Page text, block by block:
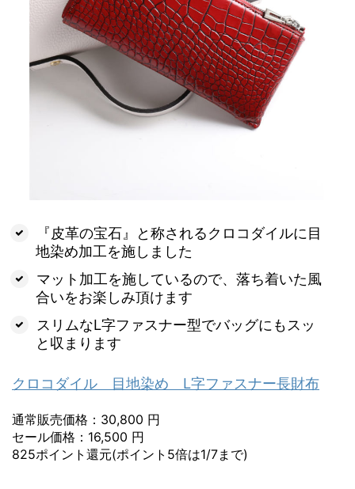
『皮革の宝石』と称されるクロコダイルに目
地染め加工を施しました
マット加工を施しているので、落ち着いた風
合いをお楽しみ頂けます
スリムなL字ファスナー型でバッグにもスッ
と収まります
クロコダイル 目地染め L字ファスナー長財布
通常販売価格：30,800 円
セール価格：16,500 円
825ポイント還元(ポイント5倍は1/7まで)